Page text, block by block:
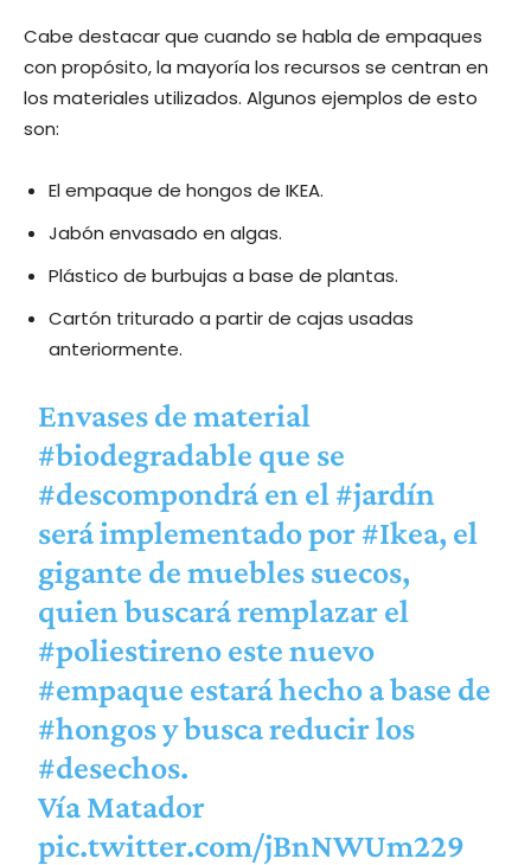
Cabe destacar que cuando se habla de empaques
con propósito, la mayoría los recursos se centran en
los materiales utilizados. Algunos ejemplos de esto
son:
El empaque de hongos de IKEA.
Jabón envasado en algas.
Plástico de burbujas a base de plantas.
Cartón triturado a partir de cajas usadas
anteriormente.
Envases de material
#biodegradable que se
#descompondráen el #jardín
será implementado por#Ikea, el
gigante de muebles suecos,
quien buscará remplazar el
#poliestirenoeste nuevo
#empaque estará hecho a base de
#hongosy busca reducir los
#desechos.
Vía Matador
pic.twitter.com/jBnNWUm229